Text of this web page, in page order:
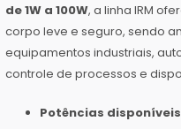
de 1W a 100W, a linha IRM
corpo leve e seguro, sendo
equipamentos industriais,
controle de processos e
Potências